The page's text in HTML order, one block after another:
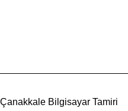
Çanakkale Bilgisayar Tamiri